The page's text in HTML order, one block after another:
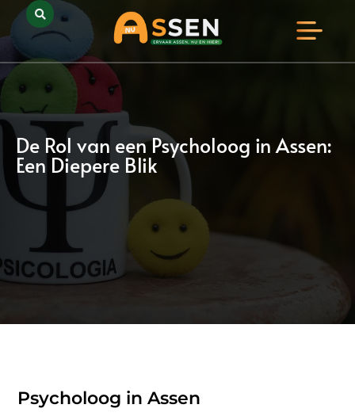
De Rol van een Psycholoog in Assen:
Een Diepere Blik
Psycholoog in Assen